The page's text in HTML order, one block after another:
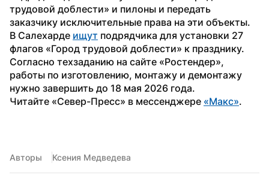
трудовой доблести» и пилоны и передать
заказчику исключительные права на эти объекты.
В Салехарде ищут подрядчика для установки 27
флагов «Город трудовой доблести» к празднику.
Согласно техзаданию на сайте «Ростендер»,
работы по изготовлению, монтажу и демонтажу
нужно завершить до 18 мая 2026 года.
Читайте «Север-Пресс» в мессенджере «Макс».
Авторы Ксения Медведева